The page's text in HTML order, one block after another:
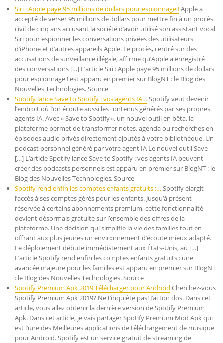
Siri : Apple paye 95 millions de dollars pour espionnage !Apple a
accepté de verser 95 millions de dollars pour mettre fin à un procès
civil de cinq ans accusant la société d’avoir utilisé son assistant vocal
Siri pour espionner les conversations privées des utilisateurs
d’iPhone et d’autres appareils Apple. Le procès, centré sur des
accusations de surveillance illégale, affirme qu’Apple a enregistré
des conversations […] L’article Siri : Apple paye 95 millions de dollars
pour espionnage ! est apparu en premier sur BlogNT : le Blog des
Nouvelles Technologies. Source
Spotify lance Save to Spotify : vos agents IA…Spotify veut devenir
l’endroit où l’on écoute aussi les contenus générés par ses propres
agents IA. Avec « Save to Spotify », un nouvel outil en bêta, la
plateforme permet de transformer notes, agenda ou recherches en
épisodes audio privés directement ajoutés à votre bibliothèque. Un
podcast personnel généré par votre agent IA Le nouvel outil Save
[…] L’article Spotify lance Save to Spotify : vos agents IA peuvent
créer des podcasts personnels est apparu en premier sur BlogNT : le
Blog des Nouvelles Technologies. Source
Spotify rend enfin les comptes enfants gratuits :…Spotify élargit
l’accès à ses comptes gérés pour les enfants. Jusqu’à présent
réservée à certains abonnements premium, cette fonctionnalité
devient désormais gratuite sur l’ensemble des offres de la
plateforme. Une décision qui simplifie la vie des familles tout en
offrant aux plus jeunes un environnement d’écoute mieux adapté.
Le déploiement débute immédiatement aux États-Unis, au […]
L’article Spotify rend enfin les comptes enfants gratuits : une
avancée majeure pour les familles est apparu en premier sur BlogNT
: le Blog des Nouvelles Technologies. Source
Spotify Premium Apk 2019 Télécharger pour Android Cherchez-vous
Spotify Premium Apk 2019? Ne t’inquiète pas! J’ai ton dos. Dans cet
article, vous allez obtenir la dernière version de Spotify Premium
Apk. Dans cet article, je vais partager Spotify Premium Mod Apk qui
est l’une des Meilleures applications de téléchargement de musique
pour Android. Spotify est un service gratuit de streaming de